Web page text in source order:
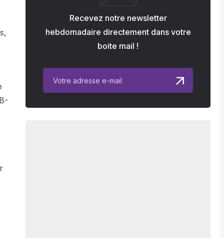
Recevez notre newsletter
hebdomadaire directement dans votre
boite mail !